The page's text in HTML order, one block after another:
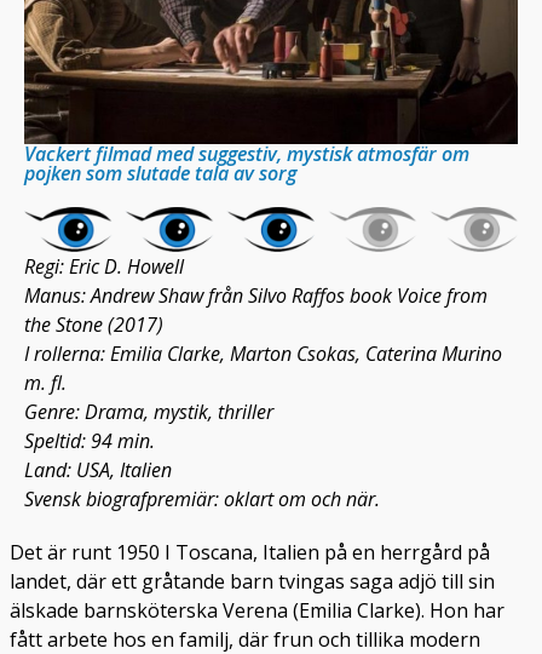
Vackert filmad med suggestiv, mystisk atmosfär om
pojken som slutade tala av sorg
Regi: Eric D. Howell
Manus: Andrew Shaw från Silvo Raffos book Voice from
the Stone (2017)
I rollerna: Emilia Clarke, Marton Csokas, Caterina Murino
m. fl.
Genre: Drama, mystik, thriller
Speltid: 94 min.
Land: USA, Italien
Svensk biografpremiär: oklart om och när.
Det är runt 1950 I Toscana, Italien på en herrgård på
landet, där ett gråtande barn tvingas saga adjö till sin
älskade barnsköterska Verena (Emilia Clarke). Hon har
fått arbete hos en familj, där frun och tillika modern